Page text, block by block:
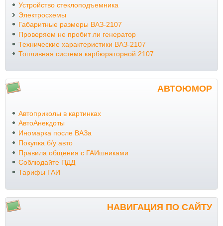
Устройство стеклоподъемника
Электросхемы
Габаритные размеры ВАЗ-2107
Проверяем не пробит ли генератор
Технические характеристики ВАЗ-2107
Топливная система карбюраторной 2107
АВТОЮМОР
Автоприколы в картинках
АвтоАнекдоты
Иномарка после ВАЗа
Покупка б/у авто
Правила общения с ГАИшниками
Соблюдайте ПДД
Тарифы ГАИ
НАВИГАЦИЯ ПО САЙТУ